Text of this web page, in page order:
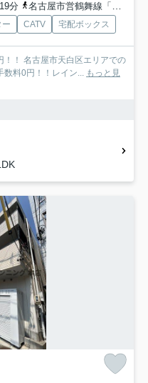
分
名古屋市営鶴舞線「原」駅 徒歩13分
ー CATV 宅配ボックス
！！ 名古屋市天白区エリアでの
数料0円！！レイン... もっと見